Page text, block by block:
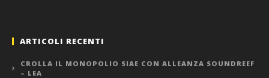
ARTICOLI RECENTI
CROLLA IL MONOPOLIO SIAE CON ALLEANZA SOUNDREEF
– LEA